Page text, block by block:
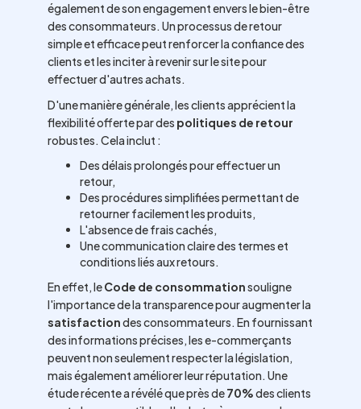
également de son engagement envers le bien-être
des consommateurs. Un processus de retour
simple et efficace peut renforcer la confiance des
clients et les inciter à revenir sur le site pour
effectuer d'autres achats.
D'une manière générale, les clients apprécient la
flexibilité offerte par des politiques de retour
robustes. Cela inclut :
Des délais prolongés pour effectuer un
retour,
Des procédures simplifiées permettant de
retourner facilement les produits,
L'absence de frais cachés,
Une communication claire des termes et
conditions liés aux retours.
En effet, leCode de consommationsouligne
l'importance de la transparence pour augmenter la
satisfactiondes consommateurs. En fournissant
des informations précises, les e-commerçants
peuvent non seulement respecter la législation,
mais également améliorer leur réputation. Une
étude récente a révélé que près de70%des clients